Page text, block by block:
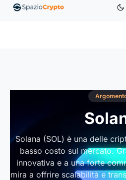
EthereumETH1.880,58 USD Tether
Solana (SOL) è una delle
basso costo sul mercato.
innovativa e a una forte
mira a offrire scalabilità e